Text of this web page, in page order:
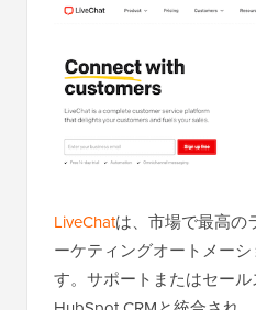
LiveChatは、市場で最高の
ーケティングオートメー
す。サポートまたはセール